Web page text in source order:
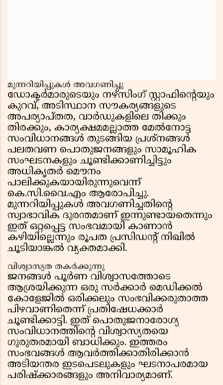
മുന്നറിയിപ്പുകൾ അവഗണിച്ചു
ഡോക്ടർമാരുടെയും നഴ്‌സിംഗ് സ്റ്റാഫിന്റെയും
കുറവ്, അടിസ്ഥാന സൗകര്യങ്ങളുടെ
അപര്യാപ്തത, വാർഡുകളിലെ തിക്കും
തിരക്കും, കാര്യക്ഷമമല്ലാത്ത മേൽനോട്ട
സംവിധാനങ്ങൾ തുടങ്ങിയ പ്രശ്നങ്ങൾ
പലതവണ പൊതുജനങ്ങളും സാമൂഹിക
സംഘടനകളും ചൂണ്ടിക്കാണിച്ചിട്ടും
അധികൃതർ മൌനം
പാലിക്കുകയായിരുന്നുവെന്ന്
കെ.സി.വൈ.എം ആരോപിച്ചു.
മുന്നറിയിപ്പുകൾ അവഗണിച്ചതിന്റെ
സ്വാഭാവിക ദുരന്തമാണ് ഇന്നുണ്ടായതെന്നും
ഇത് ഒറ്റപ്പെട്ട സംഭവമായി കാണാൻ
കഴിയില്ലെന്നും രൂപത പ്രസിഡന്റ് നിഖിൽ
ചൂടിയാങ്കൽ വ്യക്തമാക്കി.
വിശ്വാസ്യത തകർക്കുന്നു
ജനങ്ങൾ പൂർണ വിശ്വാസത്തോടെ
ആശ്രയിക്കുന്ന ഒരു സർക്കാർ മെഡിക്കൽ
കോളേജിൽ ഒരിക്കലും സംഭവിക്കരുതാത്ത
പിഴവാണിതെന്ന് പ്രതിഷേധക്കാർ
ചൂണ്ടിക്കാട്ടി. ഇത് പൊതുജനാരോഗ്യ
സംവിധാനത്തിന്റെ വിശ്വാസ്യതയെ
ഗുരുതരമായി ബാധിക്കും. ഇത്തരം
സംഭവങ്ങൾ ആവർത്തിക്കാതിരിക്കാൻ
അടിയന്തര ഇടപെടലുകളും ഘടനാപരമായ
പരിഷ്‌ക്കാരങ്ങളും അനിവാര്യമാണ്.